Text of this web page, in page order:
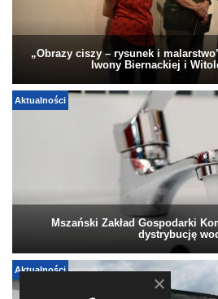
„Obrazy ciszy – rysunek i
Iwony Biernackiej i
Aktualności
Mszański Zakład Gospodarki
dystrybucję
Aktualności